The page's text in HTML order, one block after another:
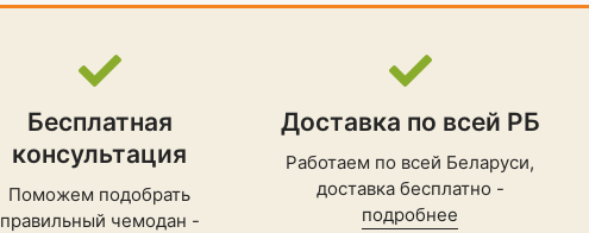
Бесплатная
консультация
Поможем подобрать
правильный чемодан -
Доставка по всей РБ
Работаем по всей Беларуси,
доставка бесплатно -
подробнее